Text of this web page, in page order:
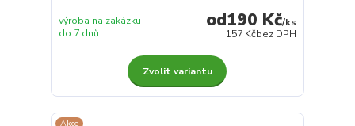
190 Kč/ks
157 Kčbez DPH
výroba na zakázku
do 7 dnů
Zvolit variantu
Akce